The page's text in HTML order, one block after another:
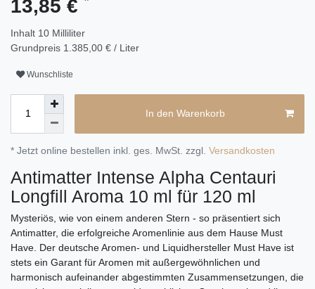
13,85 €
Inhalt 10 Milliliter
Grundpreis 1.385,00 € / Liter
Wunschliste
In den Warenkorb
* Jetzt online bestellen inkl. ges. MwSt. zzgl. Versandkosten
Antimatter Intense Alpha Centauri
Longfill Aroma 10 ml für 120 ml
Mysteriös, wie von einem anderen Stern - so präsentiert sich
Antimatter, die erfolgreiche Aromenlinie aus dem Hause Must
Have. Der deutsche Aromen- und Liquidhersteller Must Have ist
stets ein Garant für Aromen mit außergewöhnlichen und
harmonisch aufeinander abgestimmten Zusammensetzungen, die